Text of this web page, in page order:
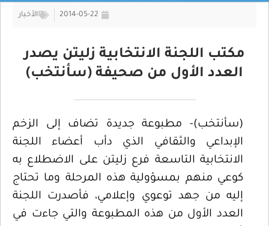
2014-05-22 الأخبار
مكتب اللجنة الانتخابية زليتن يصدر
العدد الأول من صحيفة (سأنتخب)
(سأنتخب)- مطبوعة جديدة تضاف إلى الزخم
الإبداعي والثقافي الذي دأب أعضاء اللجنة
الانتخابية التاسعة فرع زليتن على الاضطلاع به
كوعي منهم بمسؤولية هذه المرحلة وما تحتاج
إليه من جهد توعوي وإعلامي، فأصدرت اللجنة
العدد الأول من هذه المطبوعة والتي جاءت في